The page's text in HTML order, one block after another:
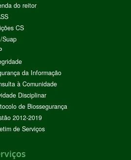
do reitor
CS
Suap
da Informação
à Comunidade
Disciplinar
de Biossegurança
2012-2019
de Serviços